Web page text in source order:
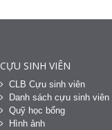
CỰU SINH VIÊN
CLB Cựu sinh viên
Danh sách cựu sinh viên
Quỹ học bổng
Hình ảnh